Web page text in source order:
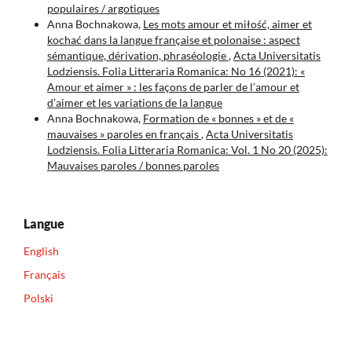
populaires / argotiques
Anna Bochnakowa, Les mots amour et miłość, aimer et
kochać dans la langue française et polonaise : aspect
sémantique, dérivation, phraséologie,Acta Universitatis
Lodziensis. Folia Litteraria Romanica: No 16 (2021): «
Amour et aimer » : les façons de parler de l’amour et
d’aimer et les variations de la langue
Anna Bochnakowa, Formation de « bonnes » et de «
mauvaises » paroles en français,Acta Universitatis
Lodziensis. Folia Litteraria Romanica: Vol. 1 No 20 (2025):
Mauvaises paroles / bonnes paroles
Langue
English
Français
Polski